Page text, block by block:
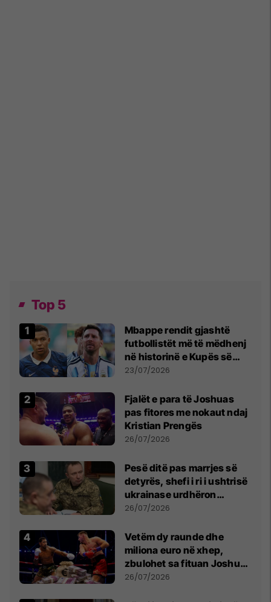
Top 5
Mbappe rendit gjashtë
futbollistët më të mëdhenj
në historinë e Kupës së
Botës, Messi mbetet i dyti
23/07/2026
Fjalët e para të Joshuas
pas fitores me nokaut ndaj
Kristian Prengës
26/07/2026
Pesë ditë pas marrjes së
detyrës, shefi i ri i ushtrisë
ukrainase urdhëron
kontroll të madh
26/07/2026
Vetëm dy raunde dhe
miliona euro në xhep,
zbulohet sa fituan Joshua
e Prenga
26/07/2026